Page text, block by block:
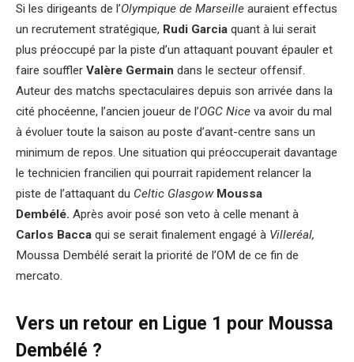
Si les dirigeants de l’Olympique de Marseille auraient effectus
un recrutement stratégique, Rudi Garcia quant à lui serait
plus préoccupé par la piste d’un attaquant pouvant épauler et
faire souffler Valère Germain dans le secteur offensif.
Auteur des matchs spectaculaires depuis son arrivée dans la
cité phocéenne, l’ancien joueur de l’OGC Nice va avoir du mal
à évoluer toute la saison au poste d’avant-centre sans un
minimum de repos. Une situation qui préoccuperait davantage
le technicien francilien qui pourrait rapidement relancer la
piste de l’attaquant du Celtic Glasgow Moussa
Dembélé. Après avoir posé son veto à celle menant à
Carlos Bacca qui se serait finalement engagé à Villeréal,
Moussa Dembélé serait la priorité de l’OM de ce fin de
mercato.
Vers un retour en Ligue 1 pour Moussa
Dembélé ?